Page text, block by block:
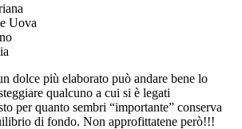
Uova
dolce più elaborato può andare bene lo
qualcuno a cui si è legati
per quanto sembri “importante” conserva
di fondo. Non approfittatene però!!!